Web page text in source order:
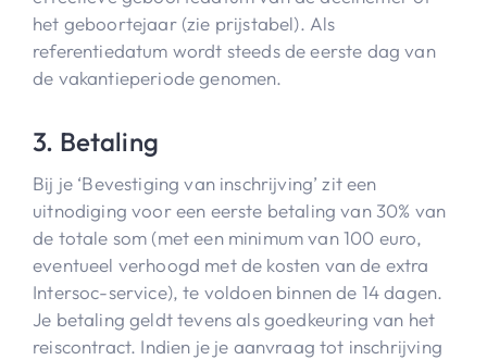
het geboortejaar (zie prijstabel). Als
referentiedatum wordt steeds de eerste dag van
de vakantieperiode genomen.
3. Betaling
Bij je ‘Bevestiging van inschrijving’ zit een
uitnodiging voor een eerste betaling van 30% van
de totale som (met een minimum van 100 euro,
eventueel verhoogd met de kosten van de extra
Intersoc-service), te voldoen binnen de 14 dagen.
Je betaling geldt tevens als goedkeuring van het
reiscontract. Indien je je aanvraag tot inschrijving